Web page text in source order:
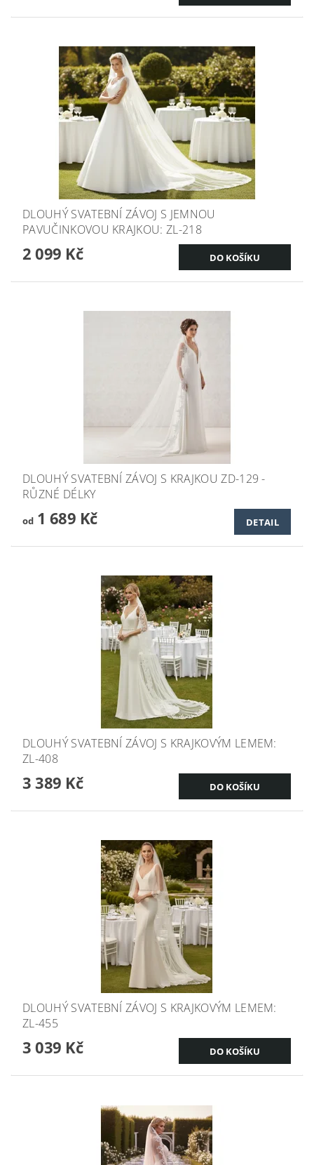
DLOUHÝ SVATEBNÍ ZÁVOJ S JEMNOU
PAVUČINKOVOU KRAJKOU: ZL-218
2 099 Kč
DLOUHÝ SVATEBNÍ ZÁVOJ S KRAJKOU ZD-129 -
RŮZNÉ DÉLKY
od1 689 Kč DETAIL
DLOUHÝ SVATEBNÍ ZÁVOJ S KRAJKOVÝM LEMEM:
ZL-408
3 389 Kč
DLOUHÝ SVATEBNÍ ZÁVOJ S KRAJKOVÝM LEMEM:
ZL-455
3 039 Kč